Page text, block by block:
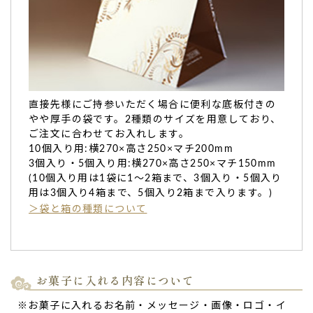
文字は両親の名前を入れたのですが、やはり特別感がありま
親とは同居をしておらず、お祝いの日の2日ほど前に自宅に
届くように手配。
購入自体はそのさらに20日ほど前だったのですが、指定日通
消費期限のある商品なので、事前に迷われている方はそのよ
うな計画的な注文にも応えていただけるので、ご参考くださ
い。（購入者様）
ご購入頂いた商品：喜寿祝いの名入れ・メッセージ入りどら
焼き「もじどら」（10個入り）
名前を入れることができたため、母親がとても喜ん
直接先様にご持参いただく場合に便利な底板付きの
やや厚手の袋です。2種類のサイズを用意しており、
ご注文に合わせてお入れします。
10個入り用:横270×高さ250×マチ200mm
3個入り・5個入り用:横270×高さ250×マチ150mm
(10個入り用は1袋に1～2箱まで、3個入り・5個入り
用は3個入り4箱まで、5個入り2箱まで入ります。)
＞袋と箱の種類について
お菓子に入れる内容について
※お菓子に入れるお名前・メッセージ・画像・ロゴ・イ